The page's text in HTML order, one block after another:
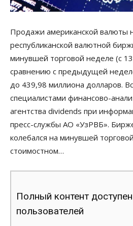
Продажи американской валюты
республиканской валютной
минувшей торговой неделе (с
сравнению с предыдущей
до 439,98 миллиона долларов.
специалистами финансово-
агентства dividends при
пресс-службы АО «УзРВБ».
колебался на минувшей
стоимостном…
Полный контент
пользователей